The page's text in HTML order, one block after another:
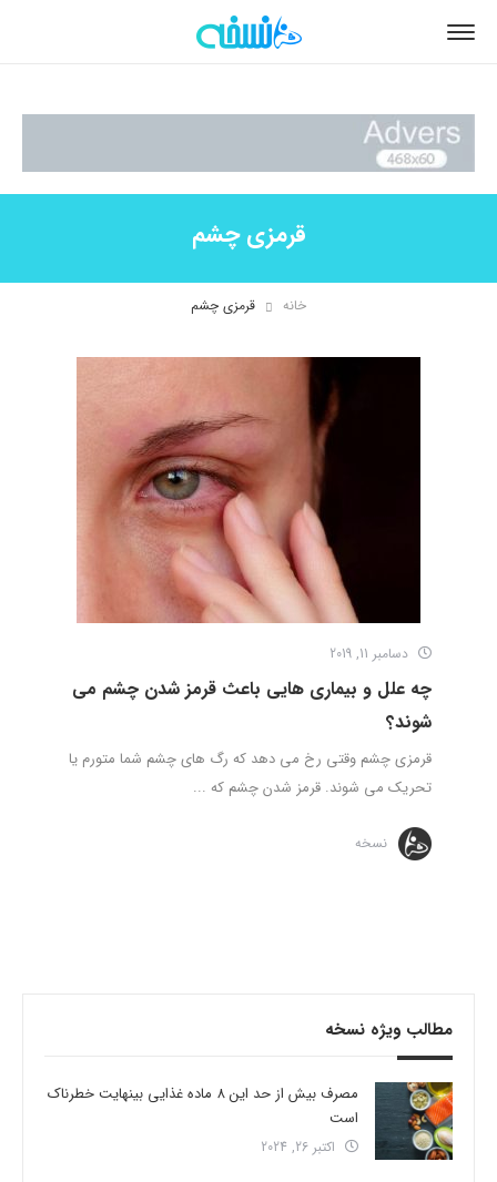
قرمزی چشم
خانه قرمزی چشم
دسامبر 11, 2019
چه علل و بیماری هایی باعث قرمز شدن چشم می
شوند؟
قرمزی چشم وقتی رخ می دهد که رگ های چشم شما متورم یا
تحریک می شوند. قرمز شدن چشم که ...
نسخه
مطالب ویژه نسخه
مصرف بیش از حد این 8 ماده غذایی بینهایت خطرناک
است
اکتبر 26, 2024